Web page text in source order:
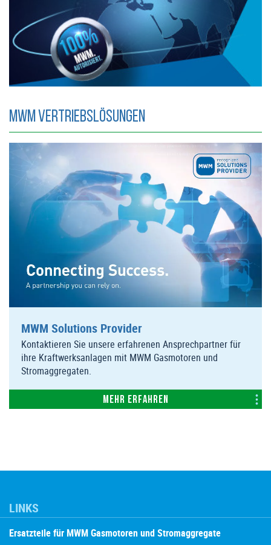
MWM Vertriebslösungen
MWM Solutions Provider
Kontaktieren Sie unsere erfahrenen Ansprechpartner für
ihre Kraftwerksanlagen mit MWM Gasmotoren und
Stromaggregaten.
Mehr erfahren
LINKS
Ersatzteile für MWM Gasmotoren und Stromaggregate